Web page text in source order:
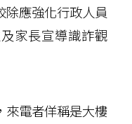
除應強化行政人員
家長宣導識詐觀
電者佯稱是大樓